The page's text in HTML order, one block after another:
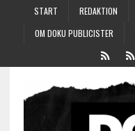
START REDAKTION
OM DOKU PUBLICISTER